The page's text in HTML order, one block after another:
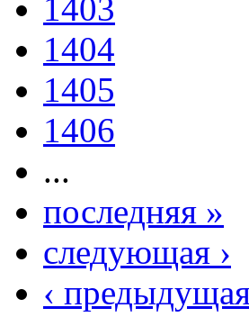
1403
1404
1405
1406
...
последняя »
следующая ›
‹